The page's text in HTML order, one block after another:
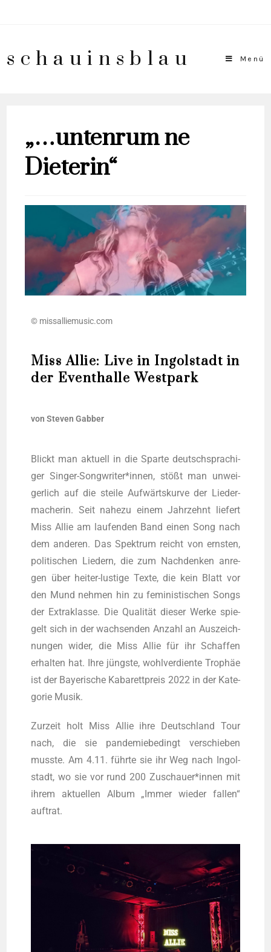
schauinsblau Menü
„…untenrum ne
Dieterin“
© missalliemusic.com
Miss Allie: Live in Ingolstadt in
der Eventhalle Westpark
von Ste­ven Gabber
Blickt man aktu­ell in die Spar­te deutsch­spra­chi­
ger Singer-Songwriter*innen, stößt man unwei­
ger­lich auf die stei­le Auf­wärts­kur­ve der Lie­der­
ma­che­rin. Seit nahe­zu einem Jahr­zehnt lie­fert
Miss Allie am lau­fen­den Band einen Song nach
dem ande­ren. Das Spek­trum reicht von erns­ten,
poli­ti­schen Lie­dern, die zum Nach­den­ken anre­
gen über hei­ter-lus­ti­ge Tex­te, die kein Blatt vor
den Mund neh­men hin zu femi­nis­ti­schen Songs
der Extra­klas­se. Die Qua­li­tät die­ser Wer­ke spie­
gelt sich in der wach­sen­den Anzahl an Aus­zeich­
nun­gen wider, die Miss Allie für ihr Schaf­fen
erhal­ten hat. Ihre jüngs­te, wohl­ver­dien­te Tro­phäe
ist der Baye­ri­sche Kaba­rett­preis 2022 in der Kate­
go­rie Musik.
Zur­zeit holt Miss Allie ihre Deutsch­land Tour
nach, die sie pan­de­mie­be­dingt ver­schie­ben
muss­te. Am 4.11. führ­te sie ihr Weg nach Ingol­
stadt, wo sie vor rund 200 Zuschauer*innen mit
ihrem aktu­el­len Album „Immer wie­der fal­len“
auftrat.